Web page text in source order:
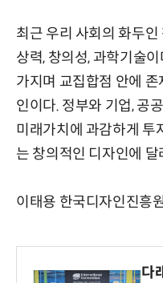
최근 우리 사회의 화두
상력, 창의성, 과학기술
가지며 교집합점 안에
인이다. 정부와 기업, 공
미래가치에 과감하게 투
는 창의적인 디자인에 달
이태용 한국디자인진
다